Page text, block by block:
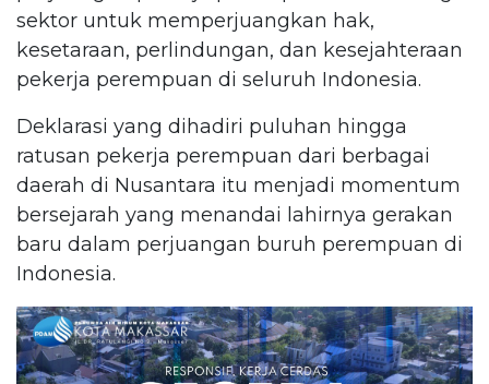
sektor untuk memperjuangkan hak,
kesetaraan, perlindungan, dan kesejahteraan
pekerja perempuan di seluruh Indonesia.
Deklarasi yang dihadiri puluhan hingga
ratusan pekerja perempuan dari berbagai
daerah di Nusantara itu menjadi momentum
bersejarah yang menandai lahirnya gerakan
baru dalam perjuangan buruh perempuan di
Indonesia.